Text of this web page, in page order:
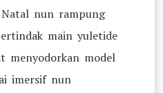
nun rampung
main yuletide
menyodorkan model
imersif nun